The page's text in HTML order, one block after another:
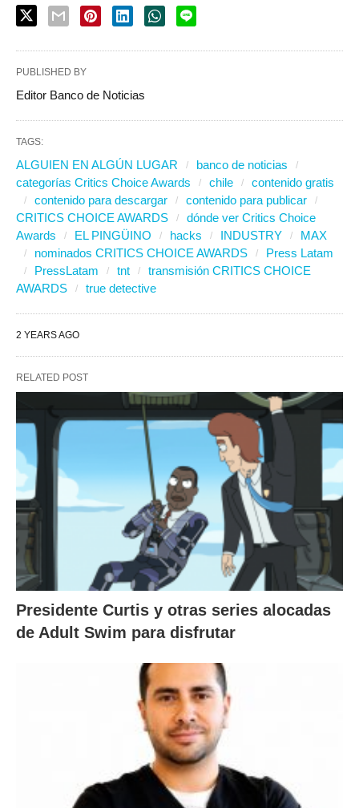
PUBLISHED BY
Editor Banco de Noticias
TAGS:
ALGUIEN EN ALGÚN LUGAR
banco de noticias
categorías Critics Choice Awards
chile
contenido gratis
contenido para descargar
contenido para publicar
CRITICS CHOICE AWARDS
dónde ver Critics Choice
Awards
EL PINGÜINO hacks INDUSTRY
MAX
nominados CRITICS CHOICE AWARDS
Press Latam
PressLatam
tnt
transmisión CRITICS CHOICE
AWARDS
true detective
2 YEARS AGO
RELATED POST
Presidente Curtis y otras series alocadas
de Adult Swim para disfrutar